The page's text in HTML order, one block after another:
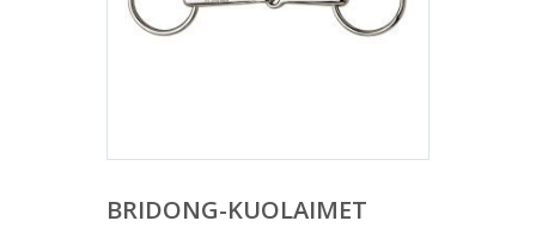
BRIDONG-KUOLAIMET